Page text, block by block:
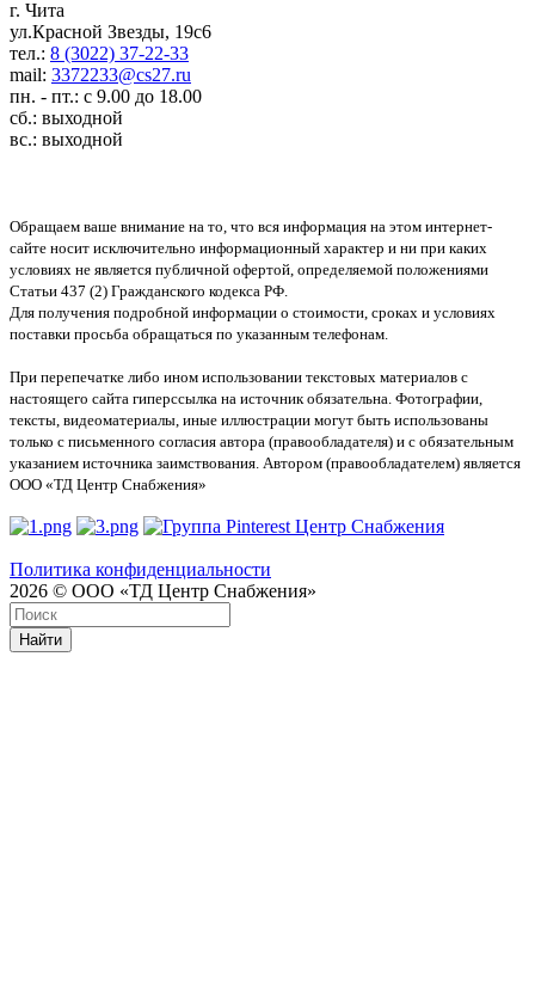
г. Чита
ул.Красной Звезды, 19с6
тел.: 8 (3022) 37-22-33
mail: 3372233@cs27.ru
пн. - пт.: с 9.00 до 18.00
сб.: выходной
вс.: выходной
Обращаем ваше внимание на то, что вся информация на этом интернет-
сайте носит исключительно информационный характер и ни при каких
условиях не является публичной офертой, определяемой положениями
Статьи 437 (2) Гражданского кодекса РФ.
Для получения подробной информации о стоимости, сроках и условиях
поставки просьба обращаться по указанным телефонам.
При перепечатке либо ином использовании текстовых материалов с
настоящего сайта гиперссылка на источник обязательна. Фотографии,
тексты, видеоматериалы, иные иллюстрации могут быть использованы
только с письменного согласия автора (правообладателя) и с обязательным
указанием источника заимствования. Автором (правообладателем) является
ООО «ТД Центр Снабжения»
Политика конфиденциальности
2026 © ООО «ТД Центр Снабжения»
Найти